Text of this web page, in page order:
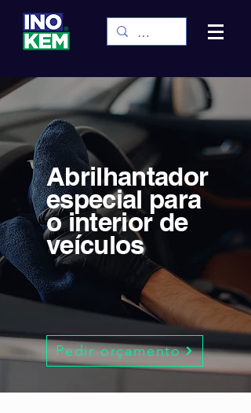
Abrilhantador
especial para
o interior de
veículos
Pedir orçamento